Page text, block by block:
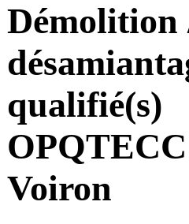
Démolition
qualifié(s)
Voiron